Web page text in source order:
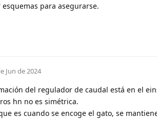
para asegurarse.
Jun de 2024
del regulador de caudal está en el
hn no es simétrica.
es cuando se encoge el gato, se